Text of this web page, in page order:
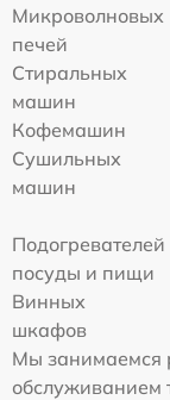
Микроволновых
печей
Стиральных
машин
Кофемашин
Сушильных
машин
Подогревателей
посуды и пищи
Винных
шкафов
Мы занимаемся
обслуживанием